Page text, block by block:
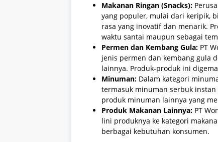
Makanan Ringan (Snacks):
yang populer, mulai dari keripik,
rasa yang inovatif dan menarik.
waktu santai maupun sebagai
Permen dan Kembang Gula: PT
jenis permen dan kembang gula
lainnya. Produk-produk ini
Minuman: Dalam kategori
termasuk minuman serbuk
produk minuman lainnya yang
Produk Makanan Lainnya: PT
lini produknya ke kategori
berbagai kebutuhan konsumen.